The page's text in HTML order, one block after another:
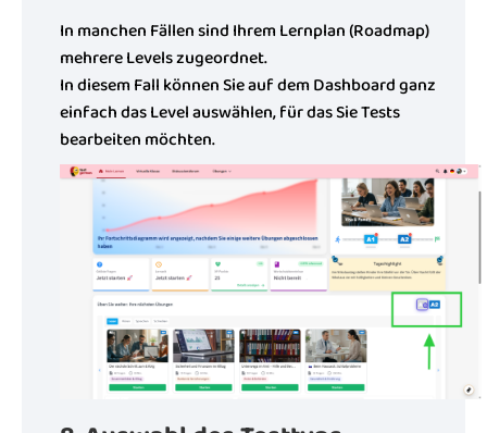
In manchen Fällen sind Ihrem Lernplan (Roadmap)
mehrere Levels zugeordnet.
In diesem Fall können Sie auf dem Dashboard ganz
einfach das Level auswählen, für das Sie Tests
bearbeiten möchten.